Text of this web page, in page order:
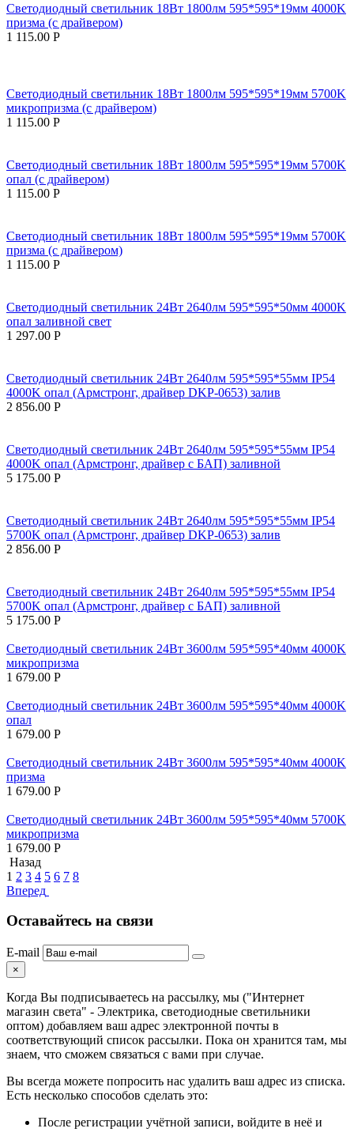
Светодиодный светильник 18Вт 1800лм 595*595*19мм 4000K
призма (с драйвером)
1 115.00 Р
Светодиодный светильник 18Вт 1800лм 595*595*19мм 5700K
микропризма (с драйвером)
1 115.00 Р
Светодиодный светильник 18Вт 1800лм 595*595*19мм 5700K
опал (с драйвером)
1 115.00 Р
Светодиодный светильник 18Вт 1800лм 595*595*19мм 5700K
призма (с драйвером)
1 115.00 Р
Светодиодный светильник 24Вт 2640лм 595*595*50мм 4000K
опал заливной свет
1 297.00 Р
Светодиодный светильник 24Вт 2640лм 595*595*55мм IP54
4000K опал (Армстронг, драйвер DKP-0653) залив
2 856.00 Р
Светодиодный светильник 24Вт 2640лм 595*595*55мм IP54
4000K опал (Армстронг, драйвер с БАП) заливной
5 175.00 Р
Светодиодный светильник 24Вт 2640лм 595*595*55мм IP54
5700K опал (Армстронг, драйвер DKP-0653) залив
2 856.00 Р
Светодиодный светильник 24Вт 2640лм 595*595*55мм IP54
5700K опал (Армстронг, драйвер с БАП) заливной
5 175.00 Р
Светодиодный светильник 24Вт 3600лм 595*595*40мм 4000K
микропризма
1 679.00 Р
Светодиодный светильник 24Вт 3600лм 595*595*40мм 4000K
опал
1 679.00 Р
Светодиодный светильник 24Вт 3600лм 595*595*40мм 4000K
призма
1 679.00 Р
Светодиодный светильник 24Вт 3600лм 595*595*40мм 5700K
микропризма
1 679.00 Р
Назад
1 2 3 4 5 6 7 8
Вперед
Оставайтесь на связи
E-mail
×
Когда Вы подписываетесь на рассылку, мы ("Интернет
магазин света" - Электрика, светодиодные светильники
оптом) добавляем ваш адрес электронной почты в
соответствующий список рассылки. Пока он хранится там, мы
знаем, что сможем связаться с вами при случае.
Вы всегда можете попросить нас удалить ваш адрес из списка.
Есть несколько способов сделать это:
После регистрации учётной записи, войдите в неё и